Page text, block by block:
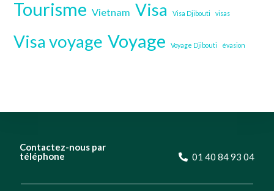
Tourisme Vietnam Visa Visa Djibouti visas
Visa voyage Voyage Voyage Djibouti évasion
Contactez-nous par
téléphone
01 40 84 93 04